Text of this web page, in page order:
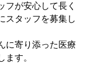
フが安心して長く
スタッフを募集し
に寄り添った医療
す。